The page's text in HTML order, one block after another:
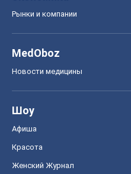
Рынки и компании
MedOboz
Новости медицины
Шоу
Афиша
Красота
Женский Журнал